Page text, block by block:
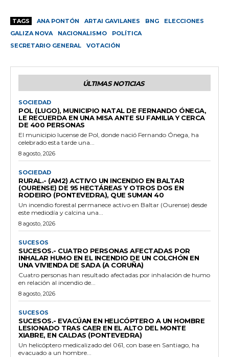
TAGS ANA PONTÓN ARTAI GAVILANES BNG
ELECCIONES
GALIZA NOVA
NACIONALISMO
POLÍTICA
SECRETARIO GENERAL
VOTACIÓN
ÚLTIMAS NOTICIAS
SOCIEDAD
POL (LUGO), MUNICIPIO NATAL DE FERNANDO ÓNEGA,
LE RECUERDA EN UNA MISA ANTE SU FAMILIA Y CERCA
DE 400 PERSONAS
El municipio lucense de Pol, donde nació Fernando Ónega, ha
celebrado esta tarde una...
8 agosto, 2026
SOCIEDAD
RURAL.- (AM2) ACTIVO UN INCENDIO EN BALTAR
(OURENSE) DE 95 HECTÁREAS Y OTROS DOS EN
RODEIRO (PONTEVEDRA), QUE SUMAN 40
Un incendio forestal permanece activo en Baltar (Ourense) desde
este mediodía y calcina una...
8 agosto, 2026
SUCESOS
SUCESOS.- CUATRO PERSONAS AFECTADAS POR
INHALAR HUMO EN EL INCENDIO DE UN COLCHÓN EN
UNA VIVIENDA DE SADA (A CORUÑA)
Cuatro personas han resultado afectadas por inhalación de humo
en relación al incendio de...
8 agosto, 2026
SUCESOS
SUCESOS.- EVACÚAN EN HELICÓPTERO A UN HOMBRE
LESIONADO TRAS CAER EN EL ALTO DEL MONTE
XIABRE, EN CALDAS (PONTEVEDRA)
Un helicóptero medicalizado del 061, con base en Santiago, ha
evacuado a un hombre...